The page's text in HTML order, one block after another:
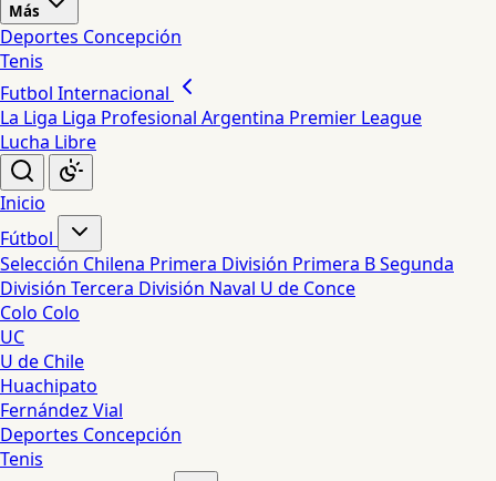
Más
Deportes Concepción
Tenis
Futbol Internacional
La Liga Liga Profesional Argentina Premier League
Lucha Libre
Inicio
Fútbol
Selección Chilena Primera División Primera BSegunda
División Tercera División Naval U de Conce
Colo Colo
UC
U de Chile
Huachipato
Fernández Vial
Deportes Concepción
Tenis